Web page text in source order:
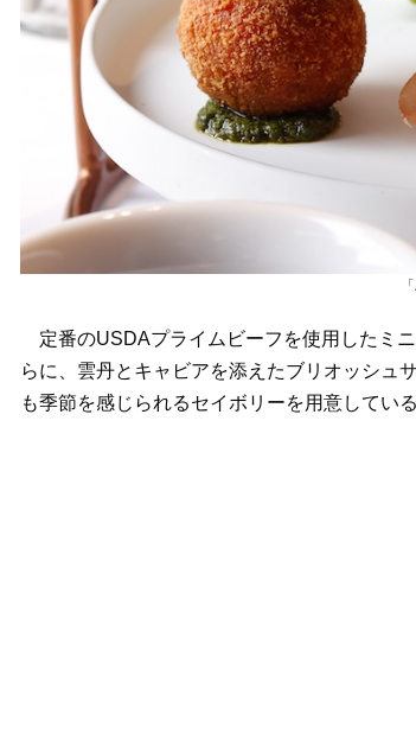
定番のUSDAプライムビーフを使用したミ
らに、雲丹とキャビアを添えたブリオッシュ
も季節を感じられるセイボリーを用意している